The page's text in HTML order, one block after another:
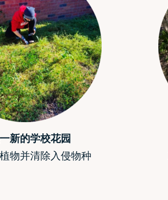
新的学校花园
物并清除入侵物种